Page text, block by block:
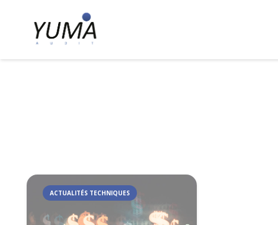
ACTUALITÉS TECHNIQUES